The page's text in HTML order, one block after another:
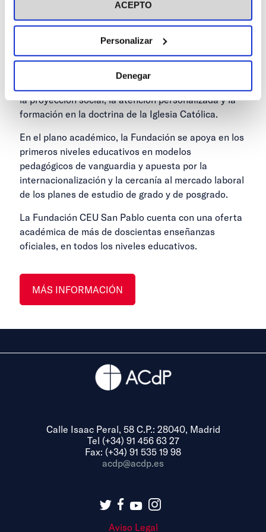
ACEPTO
Personalizar
Denegar
formación de un juicio crítico, así como fomentar el
compromiso y la participación activa de éstos en la
Las notas distintivas de la institución son el carácter
interdisciplinar de las enseñanzas de acuerdo con
la proyección social, la atención personalizada y la
formación en la doctrina de la Iglesia Católica.
En el plano académico, la Fundación se apoya en los
primeros niveles educativos en modelos
pedagógicos de vanguardia y apuesta por la
internacionalización y la cercanía al mercado laboral
de los planes de estudio de grado y de posgrado.
La Fundación CEU San Pablo cuenta con una oferta
académica de más de doscientas enseñanzas
oficiales, en todos los niveles educativos.
MÁS INFORMACIÓN
Calle Isaac Peral, 58 C.P.: 28040, Madrid
Tel (+34) 91 456 63 27
Fax: (+34) 91 535 19 98
acdp@acdp.es
Aviso Legal